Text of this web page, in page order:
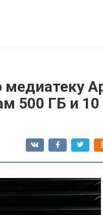
500 ГБ и 10